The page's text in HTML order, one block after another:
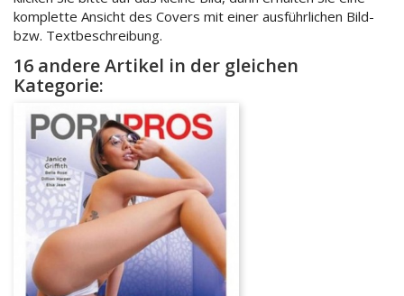
komplette Ansicht des Covers mit einer ausführlichen Bild-
bzw. Textbeschreibung.
16 andere Artikel in der gleichen
Kategorie: